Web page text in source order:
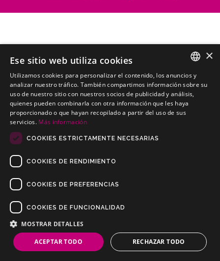
CHRYSLER Sebring Sedan
Kits electricos económicos para CHRYSLER Sebring Sedan
Copyrights © 2019 Todos los Derechos Reservados Dilusur, S.L.
Condiciones de Venta /
Política de Privacidad
/Política de Cookies
SPANISH
PORTUGUESE
×
Ese sitio web utiliza cookies
Utilizamos cookies para personalizar el contenido, los anuncios y
analizar nuestro tráfico. También compartimos información sobre su
uso de nuestro sitio con nuestros socios de publicidad y análisis,
quienes pueden combinarla con otra información que les haya
proporcionado o que hayan recopilado a partir del uso de sus
servicios. Más información
COOKIES ESTRICTAMENTE NECESARIAS
COOKIES DE RENDIMIENTO
COOKIES DE PREFERENCIAS
COOKIES DE FUNCIONALIDAD
MOSTRAR DETALLES
ACEPTAR TODO RECHAZAR TODO